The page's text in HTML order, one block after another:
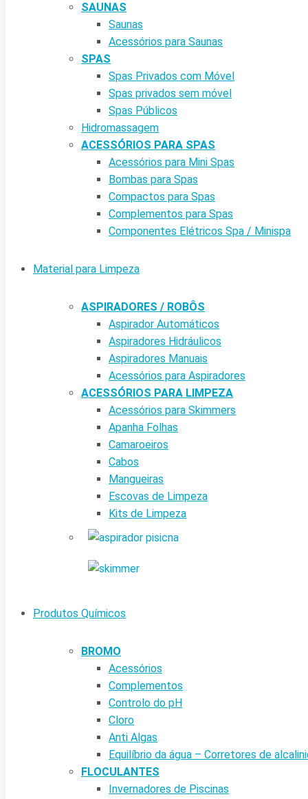
SAUNAS
Saunas
Acessórios para Saunas
SPAS
Spas Privados com Móvel
Spas privados sem móvel
Spas Públicos
Hidromassagem
ACESSÓRIOS PARA SPAS
Acessórios para Mini Spas
Bombas para Spas
Compactos para Spas
Complementos para Spas
Componentes Elétricos Spa / Minispa
Material para Limpeza
ASPIRADORES / ROBÔS
Aspirador Automáticos
Aspiradores Hidráulicos
Aspiradores Manuais
Acessórios para Aspiradores
ACESSÓRIOS PARA LIMPEZA
Acessórios para Skimmers
Apanha Folhas
Camaroeiros
Cabos
Mangueiras
Escovas de Limpeza
Kits de Limpeza
Produtos Químicos
BROMO
Acessórios
Complementos
Controlo do pH
Cloro
Anti Algas
Equilíbrio da água – Corretores de
FLOCULANTES
Invernadores de Piscinas